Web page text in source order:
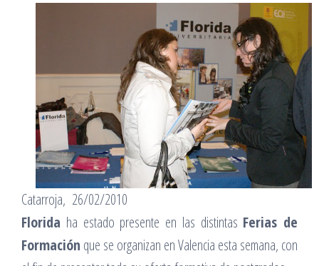
Catarroja, 26/02/2010
Florida ha estado presente en las distintas Ferias de
Formación que se organizan en Valencia esta semana, con